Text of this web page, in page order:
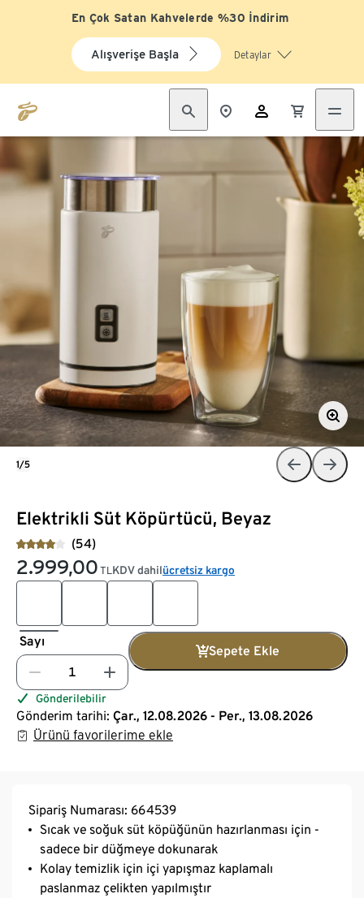
En Çok Satan Kahvelerde %30 İndirim
Alışverişe Başla Detaylar
Elektrikli Süt Köpürtücü, Beyaz
(54)
2.999,00 TL KDV dahilücretsiz kargo
Sayı
Sepete Ekle
Gönderilebilir
Gönderim tarihi: Çar., 12.08.2026 - Per., 13.08.2026
Ürünü favorilerime ekle
1/5
Sipariş Numarası: 664539
Sıcak ve soğuk süt köpüğünün hazırlanması için -
sadece bir düğmeye dokunarak
Kolay temizlik için içi yapışmaz kaplamalı
paslanmaz çelikten yapılmıştır